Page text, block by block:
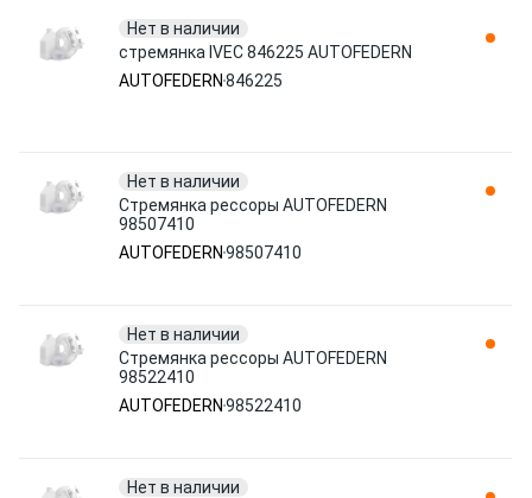
Нет в наличии
стремянка IVEC 846225 AUTOFEDERN
AUTOFEDERN 846225
Нет в наличии
Стремянка рессоры AUTOFEDERN
98507410
AUTOFEDERN 98507410
Нет в наличии
Стремянка рессоры AUTOFEDERN
98522410
AUTOFEDERN 98522410
Нет в наличии